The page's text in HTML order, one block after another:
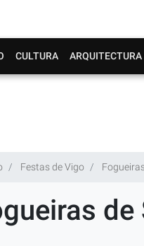
CULTURA ARQUITECTURA
Festas de Vigo